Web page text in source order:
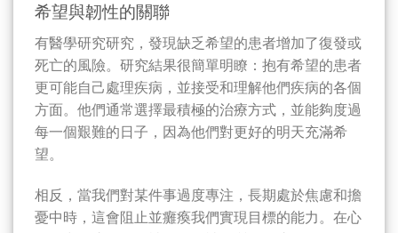
希望與韌性的關聯
有醫學研究研究，發現缺乏希望的患者增加了復發或
死亡的風險。研究結果很簡單明瞭：抱有希望的患者
更可能自己處理疾病，並接受和理解他們疾病的各個
方面。他們通常選擇最積極的治療方式，並能夠度過
每一個艱難的日子，因為他們對更好的明天充滿希
望。
相反，當我們對某件事過度專注，長期處於焦慮和擔
憂中時，這會阻止並癱瘓我們實現目標的能力。在心